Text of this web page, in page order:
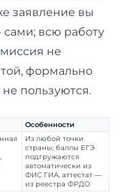
заявление вы
сами; всю работу
не
формально
пользуются.
Особенности
Из любой точки
страны; баллы ЕГЭ
подгружаются
автоматически из
ФИС ГИА, аттестат —
из реестра ФРДО